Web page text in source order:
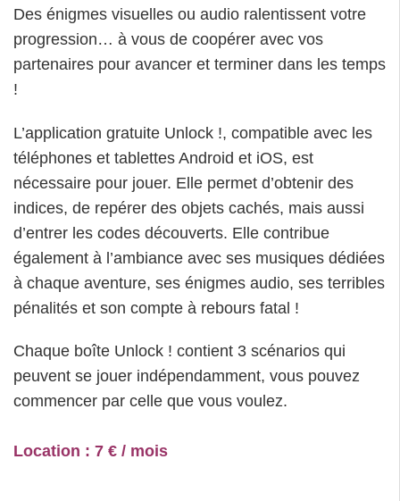
Des énigmes visuelles ou audio ralentissent votre
progression… à vous de coopérer avec vos
partenaires pour avancer et terminer dans les temps
!
L’application gratuite Unlock !, compatible avec les
téléphones et tablettes Android et iOS, est
nécessaire pour jouer. Elle permet d’obtenir des
indices, de repérer des objets cachés, mais aussi
d’entrer les codes découverts. Elle contribue
également à l’ambiance avec ses musiques dédiées
à chaque aventure, ses énigmes audio, ses terribles
pénalités et son compte à rebours fatal !
Chaque boîte Unlock ! contient 3 scénarios qui
peuvent se jouer indépendamment, vous pouvez
commencer par celle que vous voulez.
Location : 7 € / mois